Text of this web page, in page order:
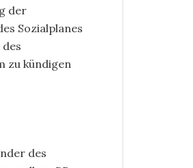
der
Sozialplanes
zu kündigen
des